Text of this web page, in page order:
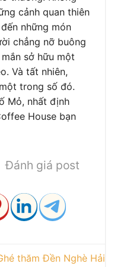
cảnh quan thiên
những món
chẳng nỡ buông
sở hữu một
Và tất nhiên,
trong số đó.
Mỏ, nhất định
House bạn
Đánh giá post
thăm Đền Nghè Hải